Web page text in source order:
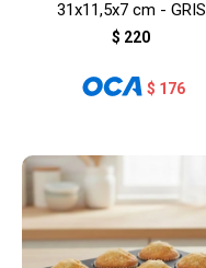
31x11,5x7 cm - GRIS
$ 220
$ 176